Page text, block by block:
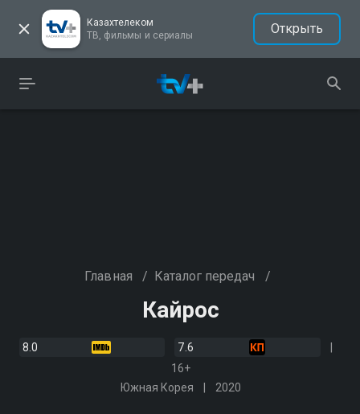
Казахтелеком
ТВ, фильмы и сериалы
Открыть
Главная / Каталог передач /
Кайрос
8.0
7.6
16+
Южная Корея
2020